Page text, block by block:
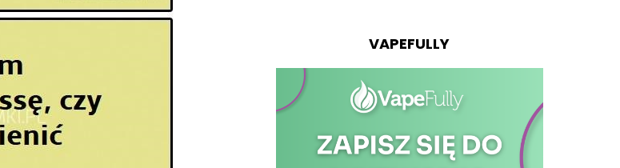
VAPEFULLY